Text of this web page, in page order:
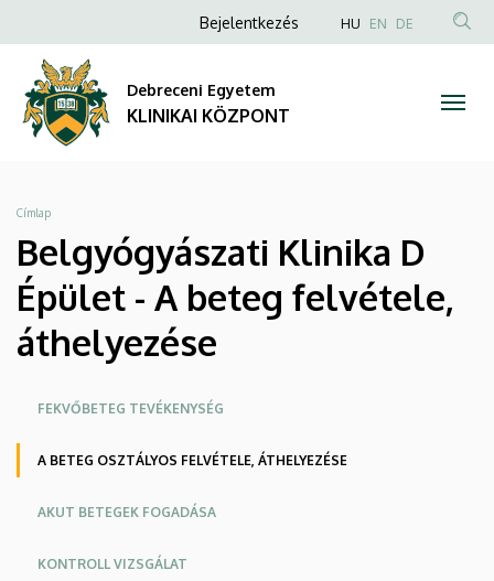
Belgyógyászati
Klinika
D
Épület
A
beteg
felvétele,
KLINIKAI
KÖZPONT
a
tartalomra
Anonim
fiók
menüje
Bejelentkezés HU EN DE
Debreceni Egyetem
KLINIKAI KÖZPONT
Morzsa
Címlap
Belgyógyászati Klinika D
Épület - A beteg felvétele,
áthelyezése
Oldalmenü
KEK
FEKVŐBETEG TEVÉKENYSÉG
A BETEG OSZTÁLYOS FELVÉTELE, ÁTHELYEZÉSE
AKUT BETEGEK FOGADÁSA
KONTROLL VIZSGÁLAT